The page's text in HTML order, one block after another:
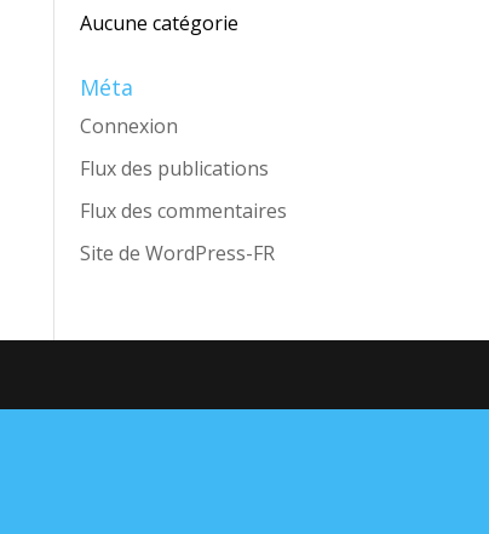
Aucune catégorie
Méta
Connexion
Flux des publications
Flux des commentaires
Site de WordPress-FR